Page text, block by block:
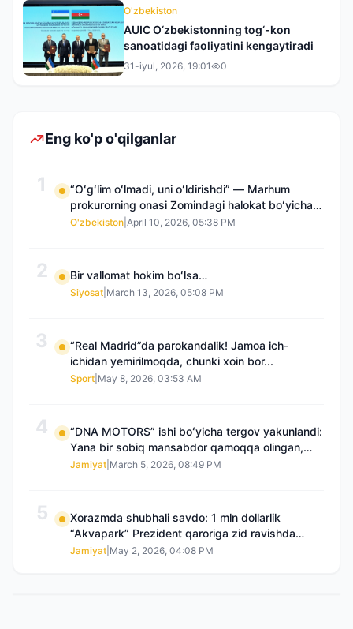
O'zbekiston
AUIC O‘zbekistonning tog‘-kon
sanoatidagi faoliyatini kengaytiradi
31-iyul, 2026, 19:01 0
Eng ko'p o'qilganlar
1
“Oʻgʻlim oʻlmadi, uni oʻldirishdi” — Marhum
prokurorning onasi Zomindagi halokat boʻyicha
qayta tergov talab qilmoqda
O'zbekiston April 10, 2026, 05:38 PM
2 Bir vallomat hokim boʻlsa…
Siyosat March 13, 2026, 05:08 PM
3
“Real Madrid”da parokandalik! Jamoa ich-
ichidan yemirilmoqda, chunki xoin bor...
Sport May 8, 2026, 03:53 AM
4
“DNA MOTORS” ishi boʻyicha tergov yakunlandi:
Yana bir sobiq mansabdor qamoqqa olingan,
Saidnazirxanovaning “zami” gʻoyib boʻlgan
Jamiyat March 5, 2026, 08:49 PM
5
Xorazmda shubhali savdo: 1 mln dollarlik
“Akvapark” Prezident qaroriga zid ravishda
sotilgani maʼlum boʻldi
Jamiyat May 2, 2026, 04:08 PM